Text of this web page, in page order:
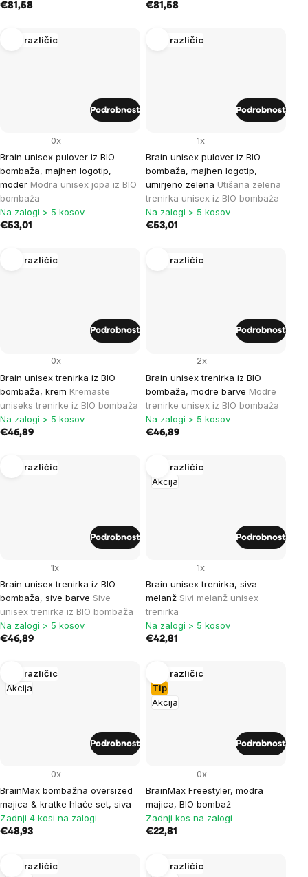
€81,58 €81,58
Več različic
Brain unisex pulover iz BIO
bombaža, majhen logotip,
moder Modra unisex jopa iz BIO
bombaža
0x
Na zalogi > 5 kosov
€53,01
Podrobnost
Več različic
Brain unisex pulover iz BIO
bombaža, majhen logotip,
umirjeno zelena Utišana zelena
trenirka unisex iz BIO bombaža
1x
Na zalogi > 5 kosov
€53,01
Podrobnost
Več različic
Brain unisex trenirka iz BIO
bombaža, krem Kremaste
uniseks trenirke iz BIO bombaža
0x
Na zalogi > 5 kosov
€46,89
Podrobnost
Več različic
Brain unisex trenirka iz BIO
bombaža, modre barve Modre
trenirke unisex iz BIO bombaža
2x
Na zalogi > 5 kosov
€46,89
Podrobnost
Več različic
Brain unisex trenirka iz BIO
bombaža, sive barve Sive
unisex trenirka iz BIO bombaža
1x
Na zalogi > 5 kosov
€46,89
Podrobnost
Akcija
Več različic
Brain unisex trenirka, siva
melanž Sivi melanž unisex
trenirka
1x
Na zalogi > 5 kosov
€42,81
Podrobnost
Akcija
Več različic
BrainMax bombažna oversized
majica & kratke hlače set, siva
0x
Zadnji 4 kosi na zalogi
€48,93
Podrobnost
Tip
Akcija
Več različic
BrainMax Freestyler, modra
majica, BIO bombaž
0x
Zadnji kos na zalogi
€22,81
Podrobnost
Več različic
Več različic